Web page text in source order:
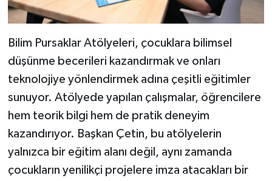
Bilim Pursaklar Atölyeleri, çocuklara bilimsel
düşünme becerileri kazandırmak ve onları
teknolojiye yönlendirmek adına çeşitli eğitimler
sunuyor. Atölyede yapılan çalışmalar, öğrencilere
hem teorik bilgi hem de pratik deneyim
kazandırıyor. Başkan Çetin, bu atölyelerin
yalnızca bir eğitim alanı değil, aynı zamanda
çocukların yenilikçi projelere imza atacakları bir